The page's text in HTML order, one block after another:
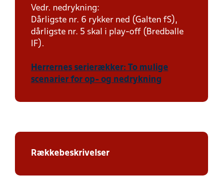
Vedr. nedrykning:
Dårligste nr. 6 rykker ned (Galten fS),
dårligste nr. 5 skal i play-off (Bredballe
IF).
Herrernes serierækker: To mulige
scenarier for op- og nedrykning
Rækkebeskrivelser